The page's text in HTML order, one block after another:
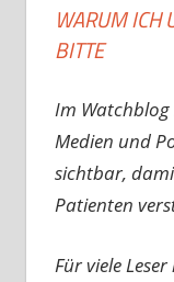
WARUM ICH
BITTE
Im
Medien und
sichtbar,
Patienten
Für viele